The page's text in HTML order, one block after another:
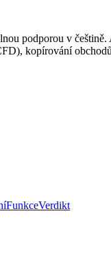
podporou v
kopírování
FunkceVerdikt